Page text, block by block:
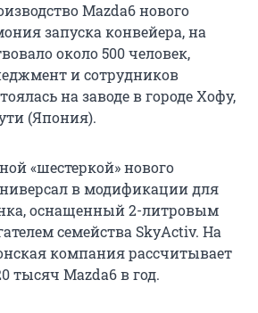
Mazda6 нового
запуска конвейера, на
около 500 человек,
и сотрудников
на заводе в городе Хофу,
(Япония).
«шестеркой» нового
в модификации для
оснащенный 2-литровым
семейства SkyActiv. На
компания рассчитывает
тысяч Mazda6 в год.